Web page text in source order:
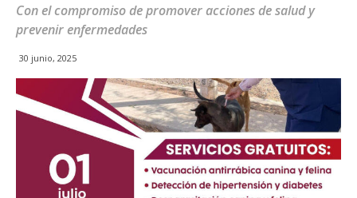
Con el compromiso de promover acciones de salud y
prevenir enfermedades
30 junio, 2025